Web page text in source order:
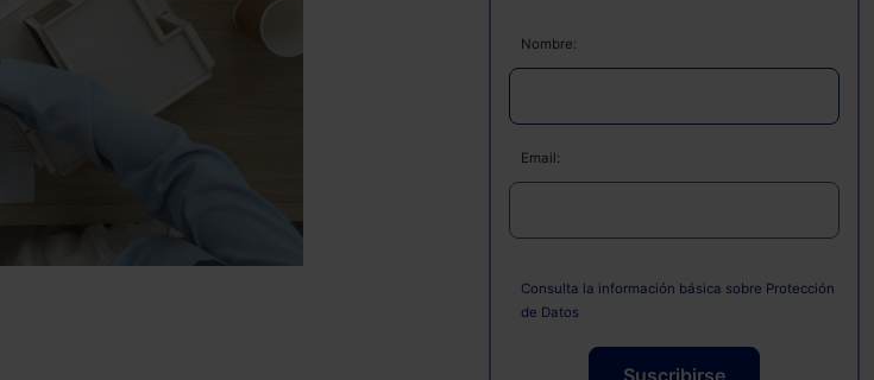
Nombre:
Email:
Consulta la información básica sobre Protección
de Datos